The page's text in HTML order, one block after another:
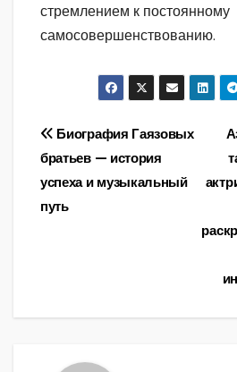
стремлением к постоянному
самосовершенствованию.
Навигация
по
записям
Биография Гаязовых
братьев — история
успеха и музыкальный
путь